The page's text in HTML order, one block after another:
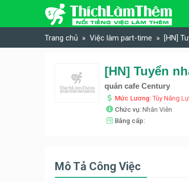
Skip to content
Trang chủ Việc làm part-time [HN]
[HN] Tuyển
quán cafe Century
Mức Lương:Tùy Năng
Chức vụ: Nhân Viên
Bằng cấp:
Mô Tả Công Việc